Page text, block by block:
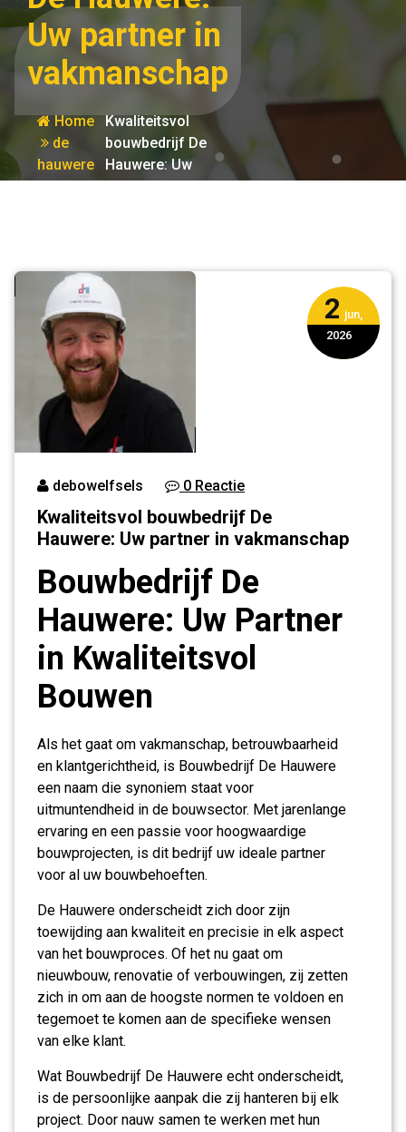
Uw partner in
vakmanschap
Home
de
hauwere
Kwaliteitsvol
bouwbedrijf De
Hauwere: Uw
partner in
2 jun,
2026
debowelfsels 0 Reactie
Kwaliteitsvol bouwbedrijf De
Hauwere: Uw partner in vakmanschap
Bouwbedrijf De
Hauwere: Uw Partner
in Kwaliteitsvol
Bouwen
Als het gaat om vakmanschap, betrouwbaarheid
en klantgerichtheid, is Bouwbedrijf De Hauwere
een naam die synoniem staat voor
uitmuntendheid in de bouwsector. Met jarenlange
ervaring en een passie voor hoogwaardige
bouwprojecten, is dit bedrijf uw ideale partner
voor al uw bouwbehoeften.
De Hauwere onderscheidt zich door zijn
toewijding aan kwaliteit en precisie in elk aspect
van het bouwproces. Of het nu gaat om
nieuwbouw, renovatie of verbouwingen, zij zetten
zich in om aan de hoogste normen te voldoen en
tegemoet te komen aan de specifieke wensen
van elke klant.
Wat Bouwbedrijf De Hauwere echt onderscheidt,
is de persoonlijke aanpak die zij hanteren bij elk
project. Door nauw samen te werken met hun